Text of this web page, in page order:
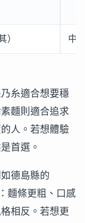
） 中
糸適合想要穩
麵則適合追求
人。若想體驗
首選。
德島縣的
麵條更粗、口感
相反。若想更